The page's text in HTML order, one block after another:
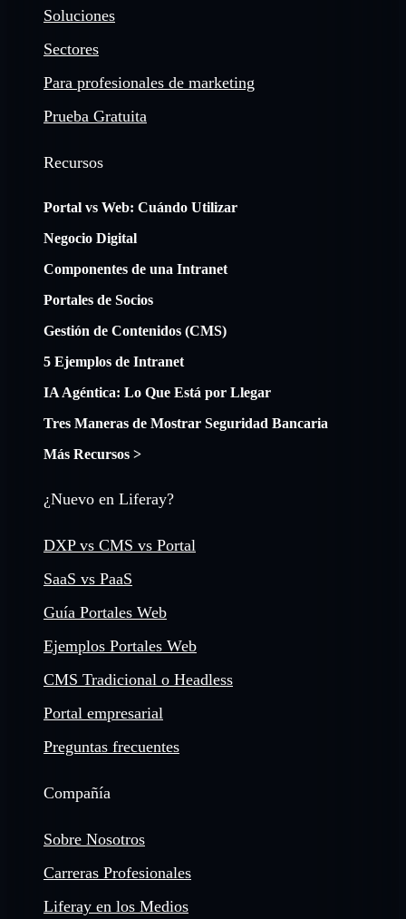
Soluciones
Sectores
Para profesionales de marketing
Prueba Gratuita
Recursos
Portal vs Web: Cuándo Utilizar
Negocio Digital
Componentes de una Intranet
Portales de Socios
Gestión de Contenidos (CMS)
5 Ejemplos de Intranet
IA Agéntica: Lo Que Está por Llegar
Tres Maneras de Mostrar Seguridad Bancaria
Más Recursos >
¿Nuevo en Liferay?
DXP vs CMS vs Portal
SaaS vs PaaS
Guía Portales Web
Ejemplos Portales Web
CMS Tradicional o Headless
Portal empresarial
Preguntas frecuentes
Compañía
Sobre Nosotros
Carreras Profesionales
Liferay en los Medios